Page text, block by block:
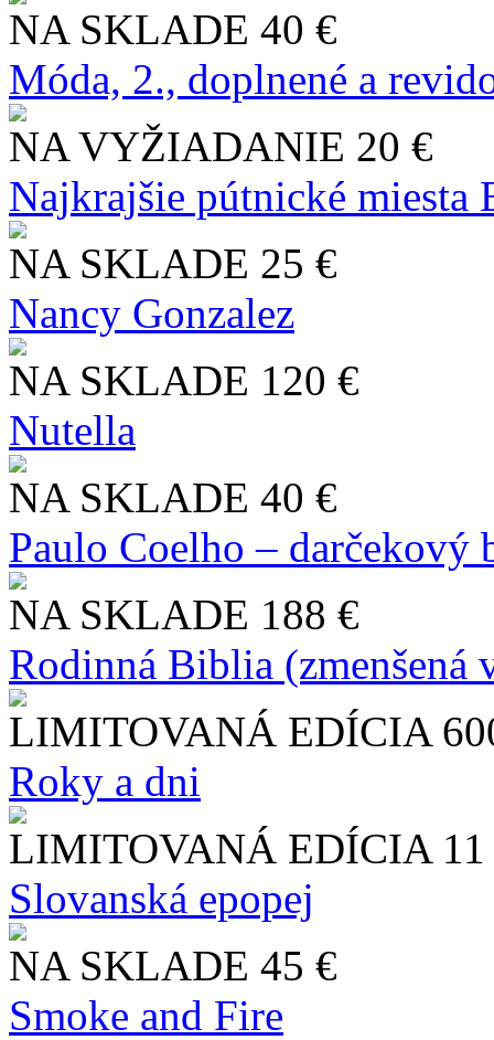
NA SKLADE 40 €
Móda, 2., doplnené a
NA VYŽIADANIE 20 €
Najkrajšie pútnické miesta
NA SKLADE 25 €
Nancy Gonzalez
NA SKLADE 120 €
Nutella
NA SKLADE 40 €
Paulo Coelho – darčekový
NA SKLADE 188 €
Rodinná Biblia (zmenšená
LIMITOVANÁ EDÍCIA
Roky a dni
LIMITOVANÁ EDÍCIA
Slo​vanská epopej
NA SKLADE 45 €
Smoke and Fire